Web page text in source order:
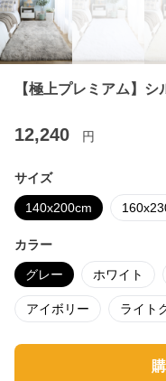
【極上プレミアム】
12,240 円
サイズ
140x200cm
カラー
グレー ホワイト
アイボリー ライト